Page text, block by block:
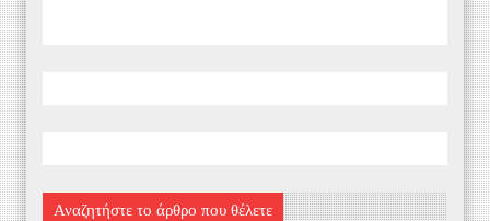
Αναζητήστε το άρθρο που θέλετε